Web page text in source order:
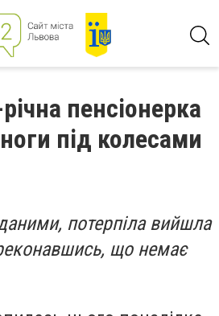
пенсіонерка
під колесами
потерпіла вийшла
що немає